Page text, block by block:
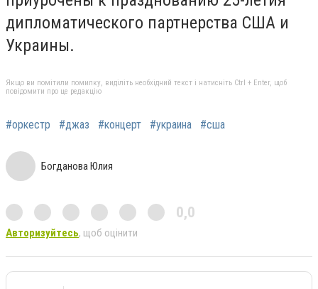
дипломатического партнерства США и
Украины.
Якщо ви помітили помилку, виділіть необхідний текст і натисніть Ctrl + Enter, щоб
повідомити про це редакцію
#оркестр #джаз #концерт #украина #сша
Богданова Юлия
0,0
Авторизуйтесь, щоб оцінити